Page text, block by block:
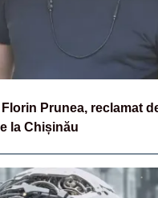
Prunea, reclamat
la Chișinău